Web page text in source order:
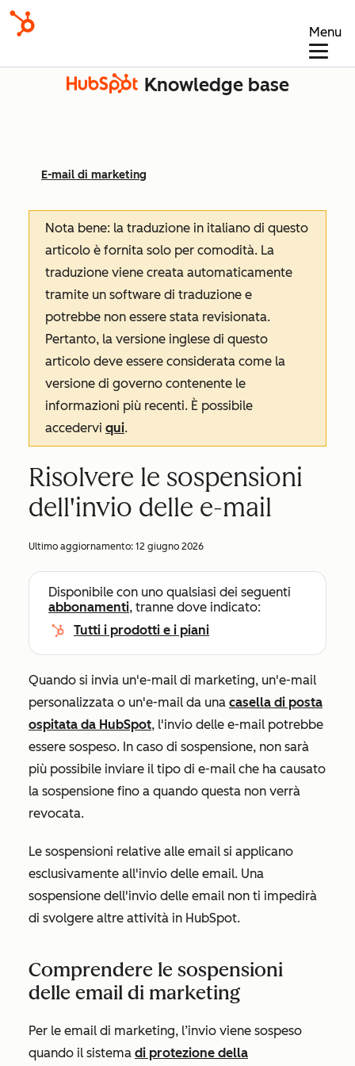
Menu
Knowledge base
E-mail di marketing
Nota bene: la traduzione in italiano di questo
articolo è fornita solo per comodità. La
traduzione viene creata automaticamente
tramite un software di traduzione e
potrebbe non essere stata revisionata.
Pertanto, la versione inglese di questo
articolo deve essere considerata come la
versione di governo contenente le
informazioni più recenti. È possibile
accedervi qui.
Risolvere le sospensioni
dell'invio delle e-mail
Ultimo aggiornamento: 12 giugno 2026
Disponibile con uno qualsiasi dei seguenti
abbonamenti, tranne dove indicato:
Tutti i prodotti e i piani
Quando si invia un'e-mail di marketing, un'e-mail
personalizzata o un'e-mail da una casella di posta
ospitata da HubSpot, l'invio delle e-mail potrebbe
essere sospeso. In caso di sospensione, non sarà
più possibile inviare il tipo di e-mail che ha causato
la sospensione fino a quando questa non verrà
revocata.
Le sospensioni relative alle email si applicano
esclusivamente all'invio delle email. Una
sospensione dell'invio delle email non ti impedirà
di svolgere altre attività in HubSpot.
Comprendere le sospensioni
delle email di marketing
Per le email di marketing, l’invio viene sospeso
quando il sistema di protezione della